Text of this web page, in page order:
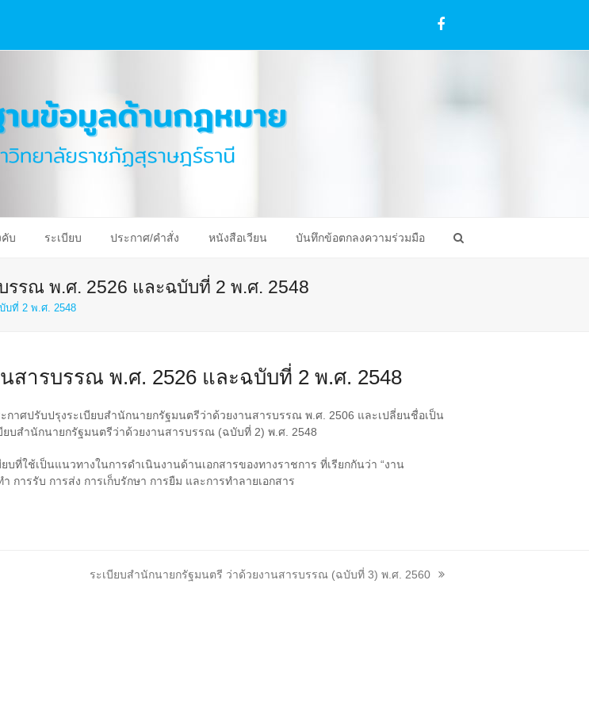
Facebook
บ ระเบียบ ประกาศ/คำสั่ง หนังสือเวียน บันทึกข้อตกลงความร่วมมือ
รรณ พ.ศ. 2526 และฉบับที่ 2 พ.ศ. 2548
บที่ 2 พ.ศ. 2548
สารบรรณ พ.ศ. 2526 และฉบับที่ 2 พ.ศ. 2548
กาศปรับปรุงระเบียบสำนักนายกรัฐมนตรีว่าด้วยงานสารบรรณ พ.ศ. 2506 และเปลี่ยนชื่อเป็น
บสำนักนายกรัฐมนตรีว่าด้วยงานสารบรรณ (ฉบับที่ 2) พ.ศ. 2548
ที่ใช้เป็นแนวทางในการดำเนินงานด้านเอกสารของทางราชการ ที่เรียกกันว่า “งาน
การรับ การส่ง การเก็บรักษา การยืม และการทําลายเอกสาร
next
ระเบียบสำนักนายกรัฐมนตรี ว่าด้วยงานสารบรรณ (ฉบับที่ 3) พ.ศ. 2560